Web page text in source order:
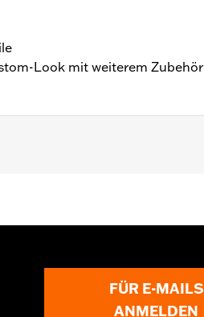
Look mit weiterem Zubehör
FÜR E-MAILS
ANMELDEN